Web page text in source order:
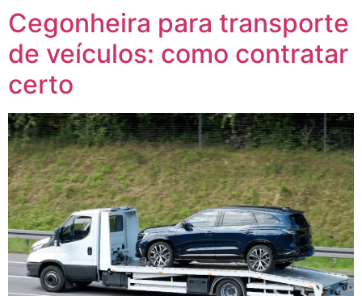
Cegonheira para transporte
de veículos: como contratar
certo